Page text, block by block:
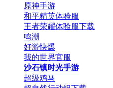
原神手游
和平精英体验服
王者荣耀体验服下载
鸣潮
好游快爆
我的世界官服
沙石镇时光手游
超级鸡马